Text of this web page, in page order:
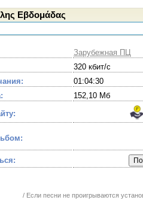
Εβδομάδας
Зарубежная ПЦ
320 кбит/с
01:04:30
152,10 Мб
/ Если песни не проигрываются